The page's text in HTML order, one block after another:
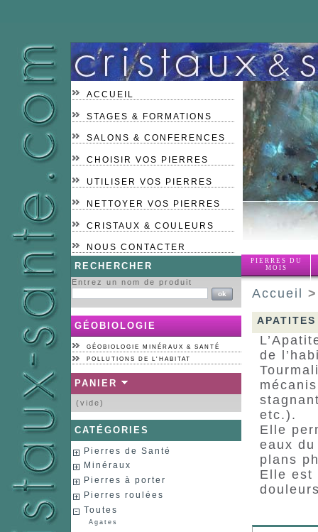
ACCUEIL
STAGES & FORMATIONS
SALONS & CONFERENCES
CHOISIR VOS PIERRES
UTILISER VOS PIERRES
NETTOYER VOS PIERRES
CRISTAUX & COULEURS
NOUS CONTACTER
PIERRES DU
MOIS
RECHERCHER
Entrez un nom de produit
GÉOBIOLOGIE
GÉOBIOLOGIE MINÉRAUX & SANTÉ
POLLUTIONS DE L'HABITAT
PANIER
(vide)
CATÉGORIES
Pierres de Santé
Minéraux
Pierres à porter
Pierres roulées
Toutes
Agates
Accueil >
APATITES
de
etc.).
Elle
eaux
plans
Elle est